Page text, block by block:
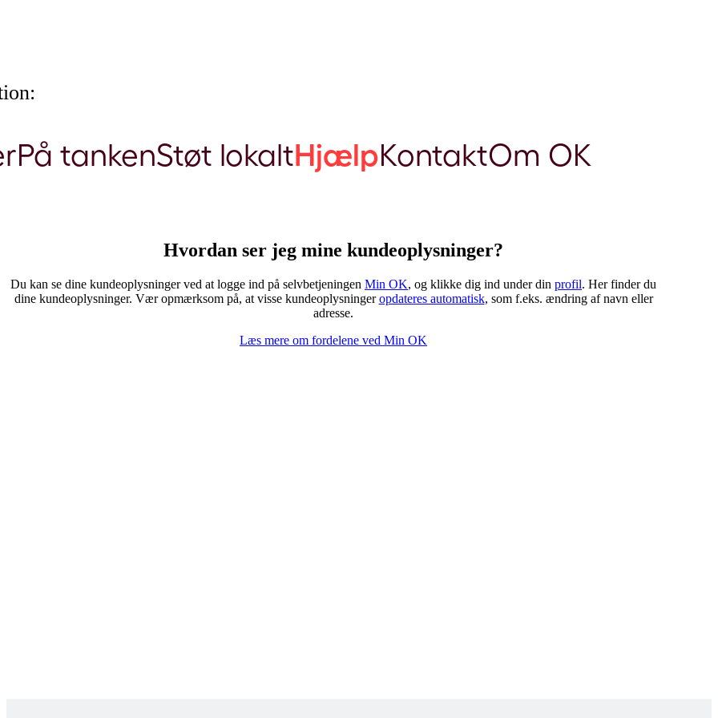
På tankenStøt lokaltHjælpKontaktOm OK
Hvordan ser jeg mine kundeoplysninger?
Du kan se dine kundeoplysninger ved at logge ind på selvbetjeningen Min OK, og klikke dig ind under din profil. Her finder du
dine kundeoplysninger. Vær opmærksom på, at visse kundeoplysningeropdateres automatisk, som f.eks. ændring af navn eller
adresse.
Læs mere om fordelene ved Min OK